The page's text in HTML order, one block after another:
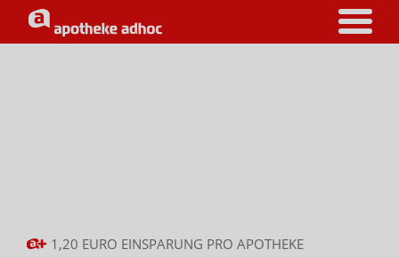
1,20 EURO EINSPARUNG PRO APOTHEKE